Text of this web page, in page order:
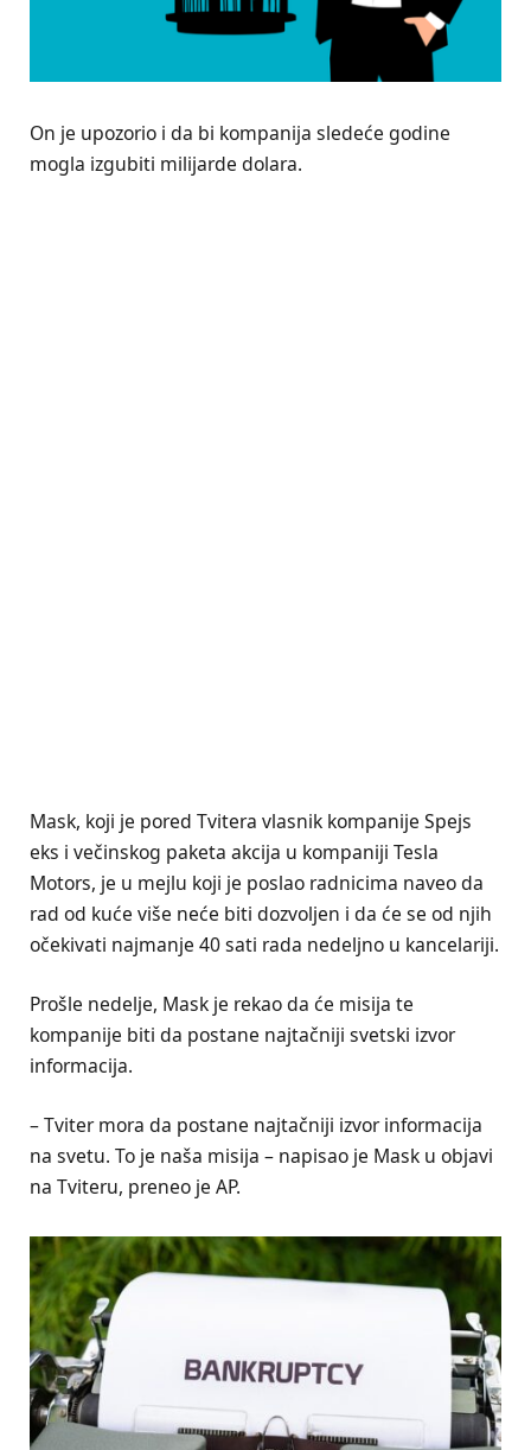
On je upozorio i da bi kompanija sledeće godine
mogla izgubiti milijarde dolara.
Mask, koji je pored Tvitera vlasnik kompanije Spejs
eks i večinskog paketa akcija u kompaniji Tesla
Motors, je u mejlu koji je poslao radnicima naveo da
rad od kuće više neće biti dozvoljen i da će se od njih
očekivati najmanje 40 sati rada nedeljno u kancelariji.
Prošle nedelje, Mask je rekao da će misija te
kompanije biti da postane najtačniji svetski izvor
informacija.
– Tviter mora da postane najtačniji izvor informacija
na svetu. To je naša misija – napisao je Mask u objavi
na Tviteru, preneo je AP.